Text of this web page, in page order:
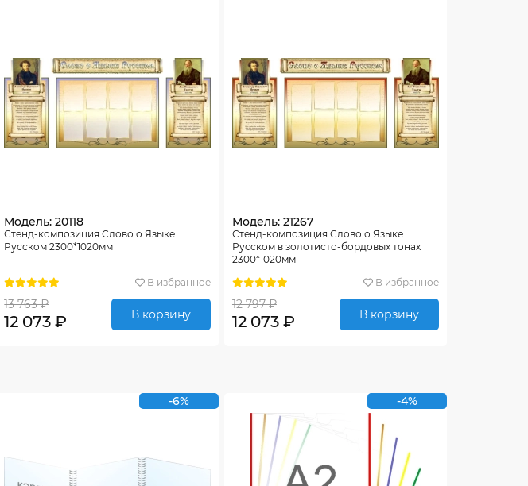
Модель: 20118
Стенд-композиция Слово о Языке
Русском 2300*1020мм
В избранное
13 763 ₽
12 073 ₽ В корзину
Модель: 21267
Стенд-композиция Слово о Языке
Русском в золотисто-бордовых тонах
2300*1020мм
В избранное
12 797 ₽
12 073 ₽ В корзину
-6% -4%